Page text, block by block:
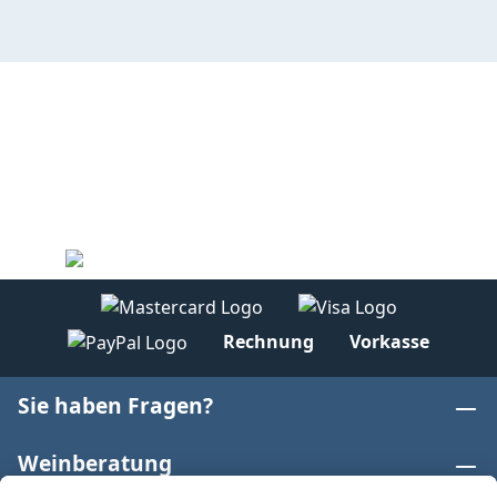
Rechnung Vorkasse
Sie haben Fragen?
Weinberatung